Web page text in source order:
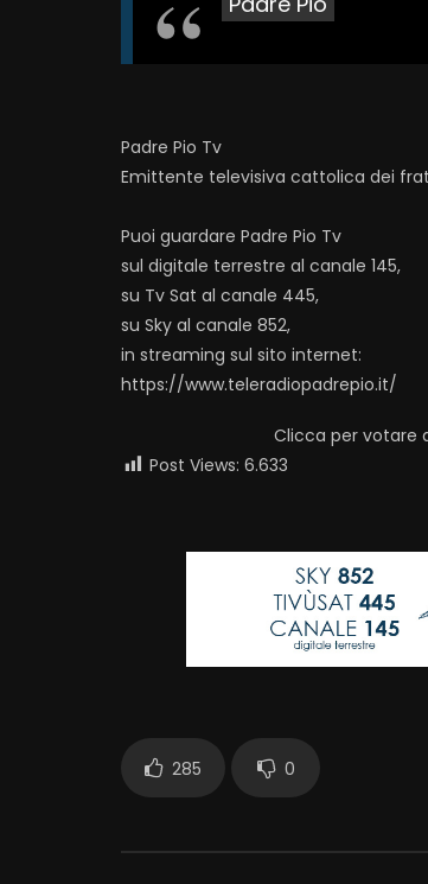
Padre Pio Tv
Emittente televisiva cattolica dei
Puoi guardare Padre Pio Tv
sul digitale terrestre al canale 145,
su Tv Sat al canale 445,
su Sky al canale 852,
in streaming sul sito internet:
https://www.teleradiopadrepio.it/
Clicca per votare
Post Views: 6.633
285 0